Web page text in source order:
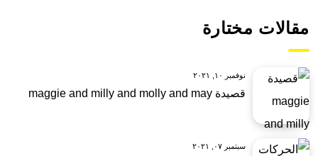
مقالات مختارة
نوفمبر ١٠, ٢٠٢١
قصيدة maggie and milly and molly and may
سبتمبر ٠٧, ٢٠٢١